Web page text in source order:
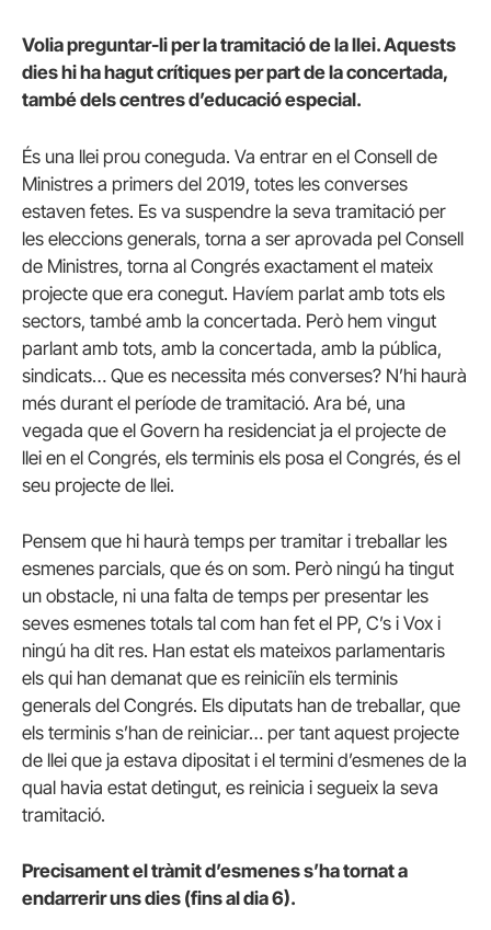
Volia preguntar-li per la tramitació de la llei. Aquests
dies hi ha hagut crítiques per part de la concertada,
també dels centres d’educació especial.
És una llei prou coneguda. Va entrar en el Consell de
Ministres a primers del 2019, totes les converses
estaven fetes. Es va suspendre la seva tramitació per
les eleccions generals, torna a ser aprovada pel Consell
de Ministres, torna al Congrés exactament el mateix
projecte que era conegut. Havíem parlat amb tots els
sectors, també amb la concertada. Però hem vingut
parlant amb tots, amb la concertada, amb la pública,
sindicats… Que es necessita més converses? N’hi haurà
més durant el període de tramitació. Ara bé, una
vegada que el Govern ha residenciat ja el projecte de
llei en el Congrés, els terminis els posa el Congrés, és el
seu projecte de llei.
Pensem que hi haurà temps per tramitar i treballar les
esmenes parcials, que és on som. Però ningú ha tingut
un obstacle, ni una falta de temps per presentar les
seves esmenes totals tal com han fet el PP, C’s i Vox i
ningú ha dit res. Han estat els mateixos parlamentaris
els qui han demanat que es reiniciïn els terminis
generals del Congrés. Els diputats han de treballar, que
els terminis s’han de reiniciar… per tant aquest projecte
de llei que ja estava dipositat i el termini d’esmenes de la
qual havia estat detingut, es reinicia i segueix la seva
tramitació.
Precisament el tràmit d’esmenes s’ha tornat a
endarrerir uns dies (fins al dia 6).